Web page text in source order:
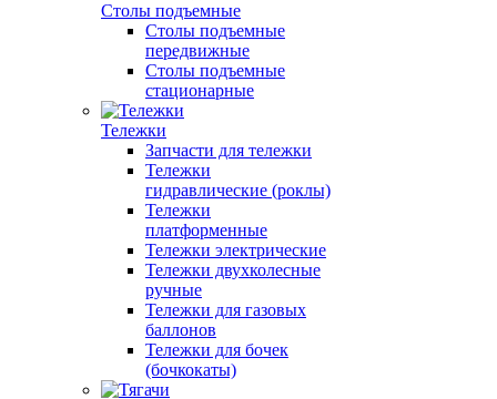
Столы подъемные
Столы подъемные
передвижные
Столы подъемные
стационарные
Тележки
Запчасти для тележки
Тележки
гидравлические (роклы)
Тележки
платформенные
Тележки электрические
Тележки двухколесные
ручные
Тележки для газовых
баллонов
Тележки для бочек
(бочкокаты)